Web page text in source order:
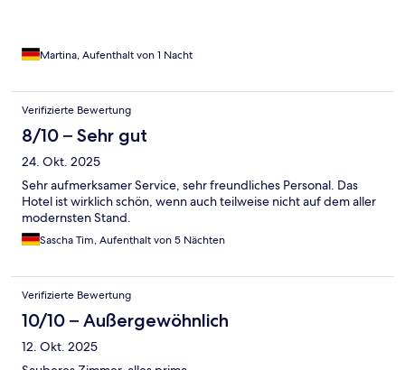
Martina, Aufenthalt von 1 Nacht
Verifizierte Bewertung
8/10 – Sehr gut
24. Okt. 2025
Sehr aufmerksamer Service, sehr freundliches Personal. Das
Hotel ist wirklich schön, wenn auch teilweise nicht auf dem aller
modernsten Stand.
Sascha Tim, Aufenthalt von 5 Nächten
Verifizierte Bewertung
10/10 – Außergewöhnlich
12. Okt. 2025